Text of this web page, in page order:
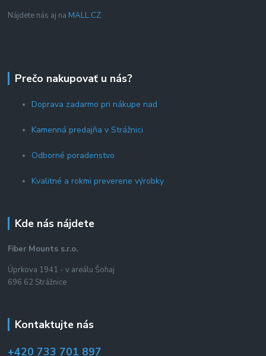
Nájdete nás aj na MALL.CZ
Prečo nakupovať u nás?
Doprava zadarmo pri nákupe nad
Kamenná predajňa v Strážnici
Odborné poradenstvo
Kvalitné a rokmi preverene výrobky
Kde nás nájdete
Fiber Mounts s.r.o.
Úprkova 1941 - v areálu Šohaj
696 62 Strážnice
Kontaktujte nás
+420 733 701 897